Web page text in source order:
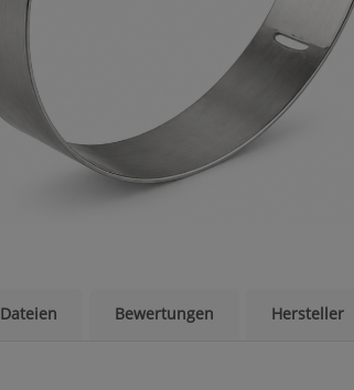
Dateien Bewertungen Hersteller